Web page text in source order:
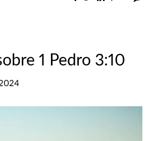
1 Pedro 3:10